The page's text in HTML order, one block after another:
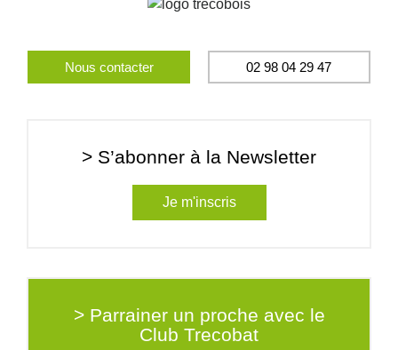
Nous contacter 02 98 04 29 47
> S’abonner à la Newsletter
Je m'inscris
> Parrainer un proche avec le
Club Trecobat